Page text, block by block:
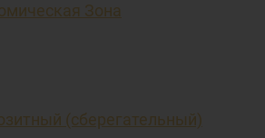
Зона
(сберегательный)